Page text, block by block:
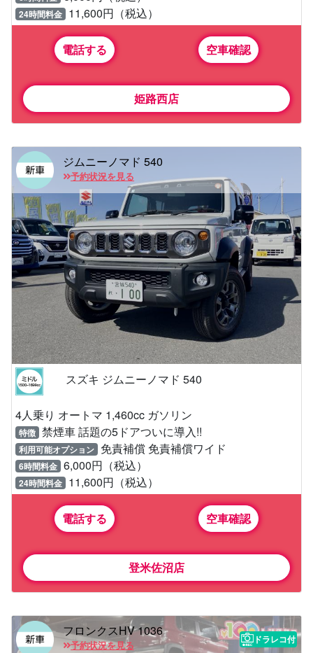
24時間料金 11,600円（税込）
電話する 空車確認
姫路西店
ジムニーノマド 540
予約状況を見る
スズキ ジムニーノマド 540
4人乗り オートマ 1,460cc ガソリン
特徴 禁煙車 話題の5ドアついに導入!!
利用可能オプション 免責補償 免責補償ワイド
6時間料金 6,000円（税込）
24時間料金 11,600円（税込）
電話する 空車確認
登米佐沼店
フロンクスHV 1036
予約状況を見る
ドラレコ付